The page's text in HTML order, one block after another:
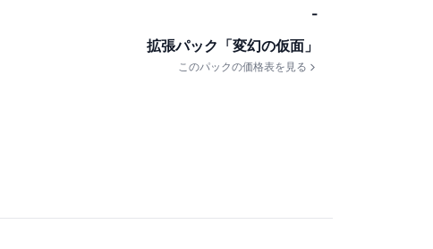
-
拡張パック「変幻の仮面」
このパックの価格表を見る